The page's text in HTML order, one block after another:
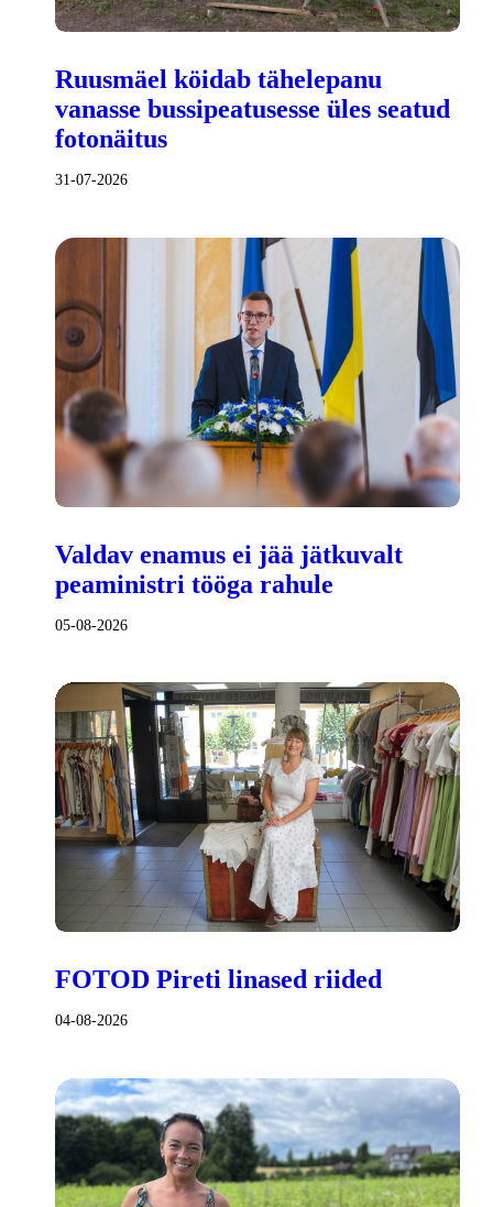
Ruusmäel köidab tähelepanu
vanasse bussipeatusesse üles seatud
fotonäitus
31-07-2026
Valdav enamus ei jää jätkuvalt
peaministri tööga rahule
05-08-2026
FOTOD Pireti linased riided
04-08-2026